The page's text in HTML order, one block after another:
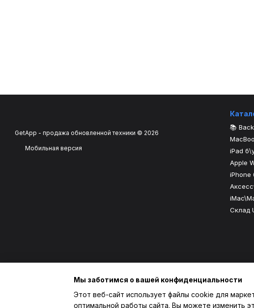
GetApp - продажа обновленной техники © 2026
Мобильная версия
📚
iPad
Apple
iPhone
Склад
Мы заботимся о вашей конфиденциальности
Этот веб-сайт использует файлы cookie для
оптимальной работы сайта. Вы можете изменить